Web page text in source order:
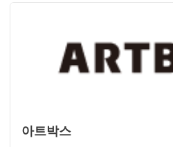
아트박스